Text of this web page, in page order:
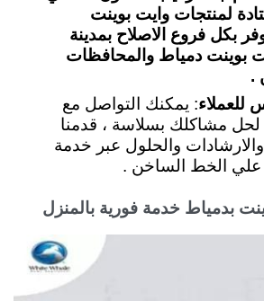
لمنتجات وايت بوينت
بكل فروع الاصلاح بمدينة
بوينت دمياط والمحافظات
.
للعملاء: يمكنك التواصل مع
لحل مشاكلك بسلاسة ، قدمنا
والارشادات والحلول عبر خدمة
علي الخط الساخن .
بدمياط خدمة فورية بالمنزل